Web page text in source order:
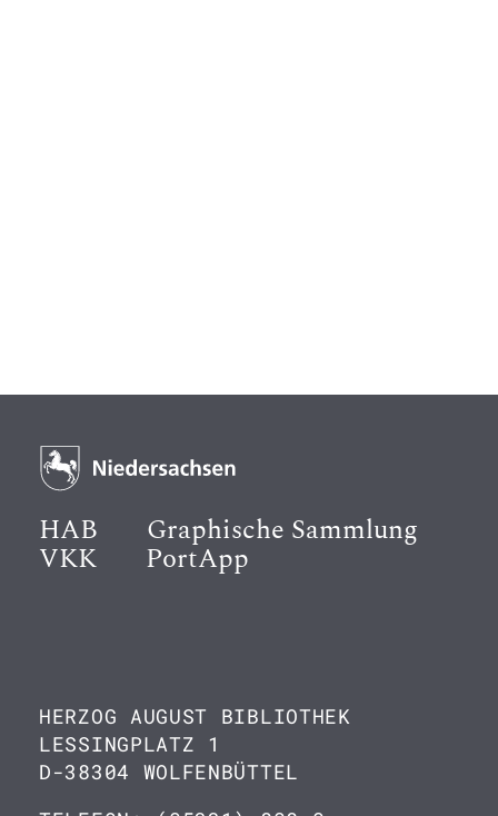
HAB Graphische Sammlung
VKK PortApp
HERZOG AUGUST BIBLIOTHEK
LESSINGPLATZ 1
D-38304 WOLFENBÜTTEL